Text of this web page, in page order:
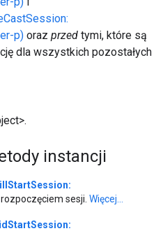
p) oraz przed tymi, które są
dla wszystkich pozostałych
instancji
sesji. Więcej...